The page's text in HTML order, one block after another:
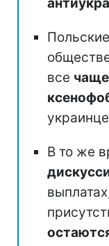
все
В то же